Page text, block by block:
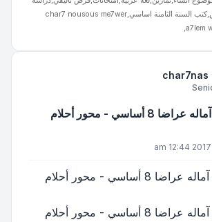
نص,لغة,انشاء,شرح نص,كتب السنة الثامنة اساسي,char7 nousous me7wer
a7lem
شرح نص كانت آماله عراضا 8 أساسي - محور أحلام
شرح نص كانت آماله عراضا 8 أساسي - محور أحلام
شرح نص كانت آماله عراضا 8 أساسي - محور أحلام